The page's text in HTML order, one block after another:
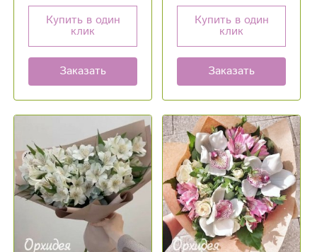
Купить в один
клик
Заказать
Купить в один
клик
Заказать